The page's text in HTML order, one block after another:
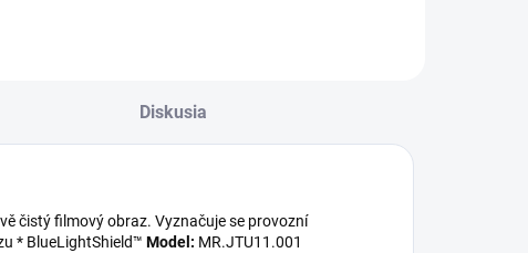
Diskusia
čistý filmový obraz. Vyznačuje se provozní
* BlueLightShield™ Model: MR.JTU11.001